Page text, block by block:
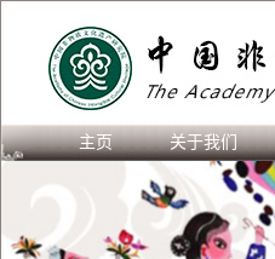
主页 关于我们